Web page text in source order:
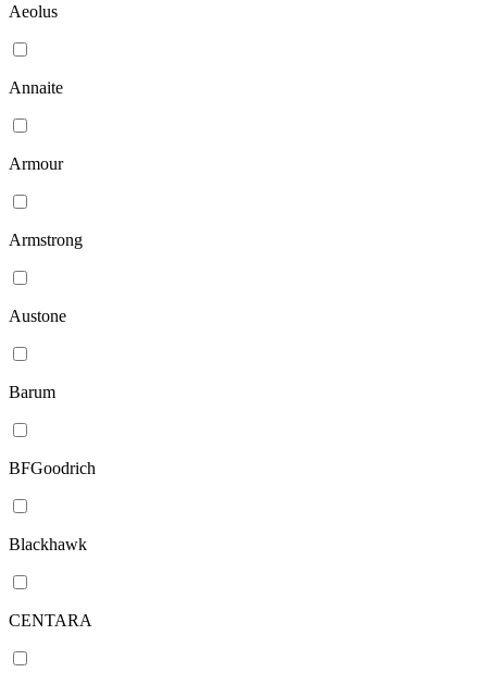
Aeolus
Annaite
Armour
Armstrong
Austone
Barum
BFGoodrich
Blackhawk
CENTARA